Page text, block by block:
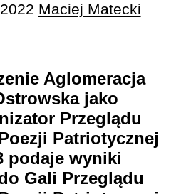
Maciej Matecki
Aglomeracja
jako
Przeglądu
Patriotycznej
podaje wyniki
Gali Przeglądu